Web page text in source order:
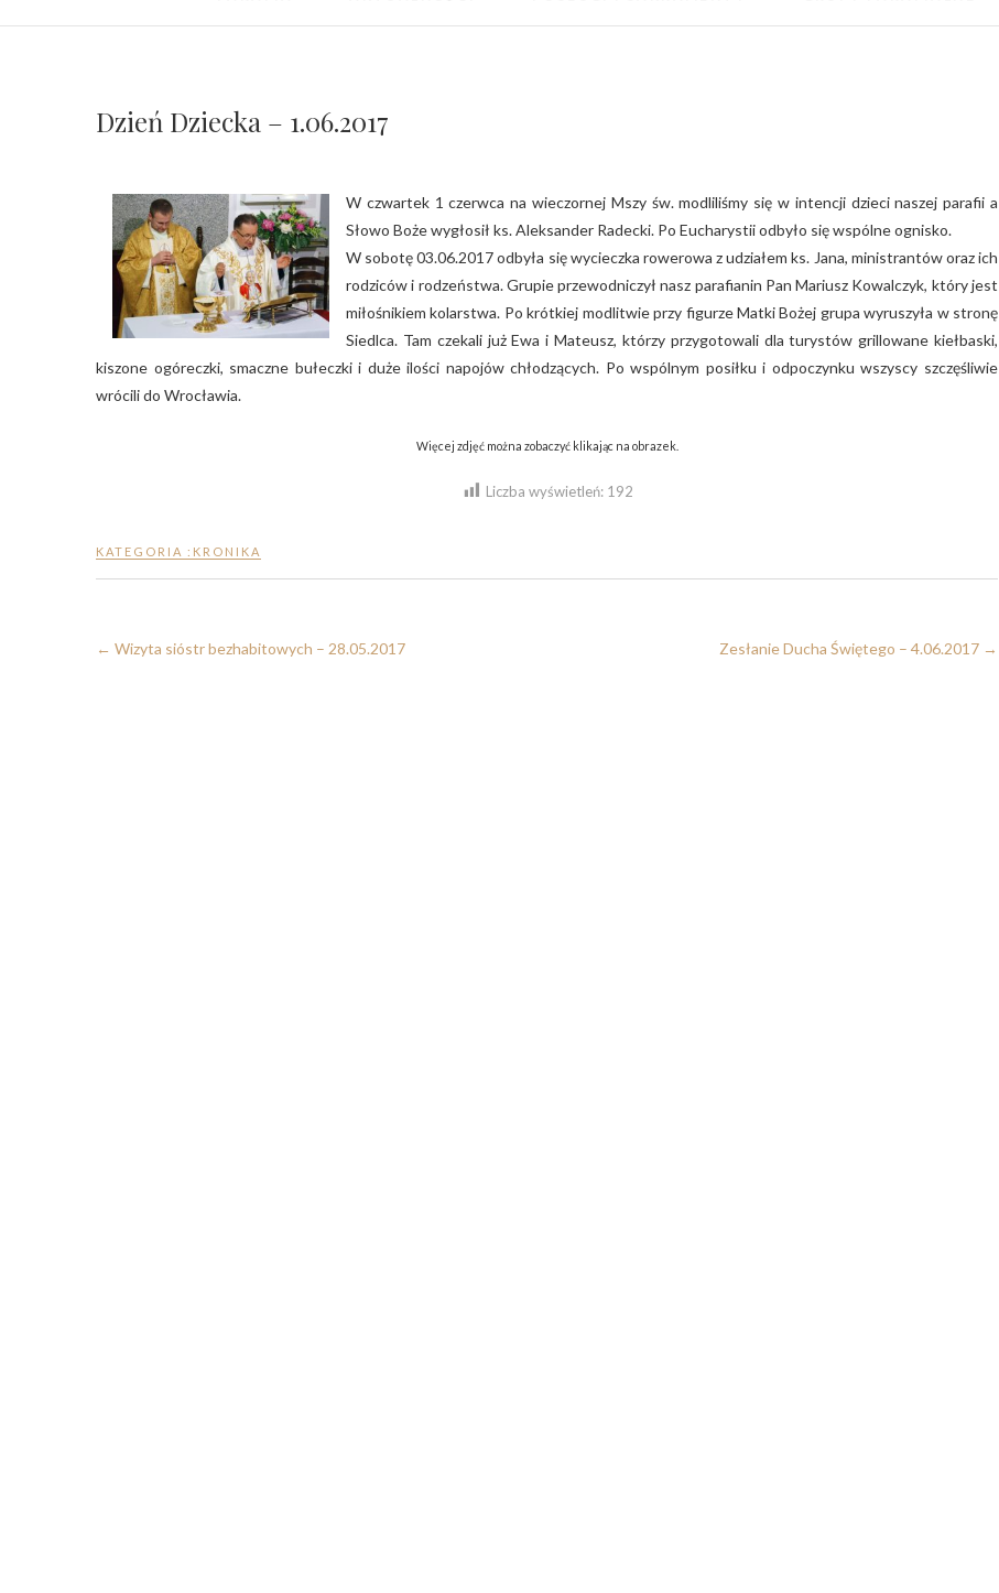
Dzień Dziecka – 1.06.2017
W czwartek 1 czerwca na wieczornej Mszy św. modliliśmy się w intencji dzieci naszej parafii a
Słowo Boże wygłosił ks. Aleksander Radecki. Po Eucharystii odbyło się wspólne ognisko.
W sobotę 03.06.2017 odbyła się wycieczka rowerowa z udziałem ks. Jana, ministrantów oraz ich
rodziców i rodzeństwa. Grupie przewodniczył nasz parafianin Pan Mariusz Kowalczyk, który jest
miłośnikiem kolarstwa. Po krótkiej modlitwie przy figurze Matki Bożej grupa wyruszyła w stronę
Siedlca. Tam czekali już Ewa i Mateusz, którzy przygotowali dla turystów grillowane kiełbaski,
kiszone ogóreczki, smaczne bułeczki i duże ilości napojów chłodzących. Po wspólnym posiłku i odpoczynku wszyscy szczęśliwie
wrócili do Wrocławia.
Więcej zdjęć można zobaczyć klikając na obrazek.
Liczba wyświetleń: 192
KATEGORIA : KRONIKA
← Wizyta sióstr bezhabitowych – 28.05.2017 Zesłanie Ducha Świętego – 4.06.2017 →